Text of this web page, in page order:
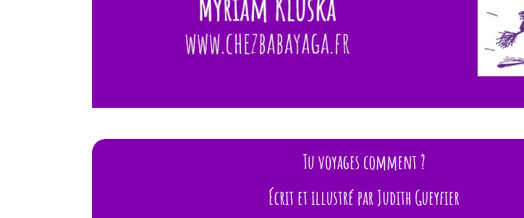
Tu voyages comment ?
Écrit et illustré par Judith Gueyfier